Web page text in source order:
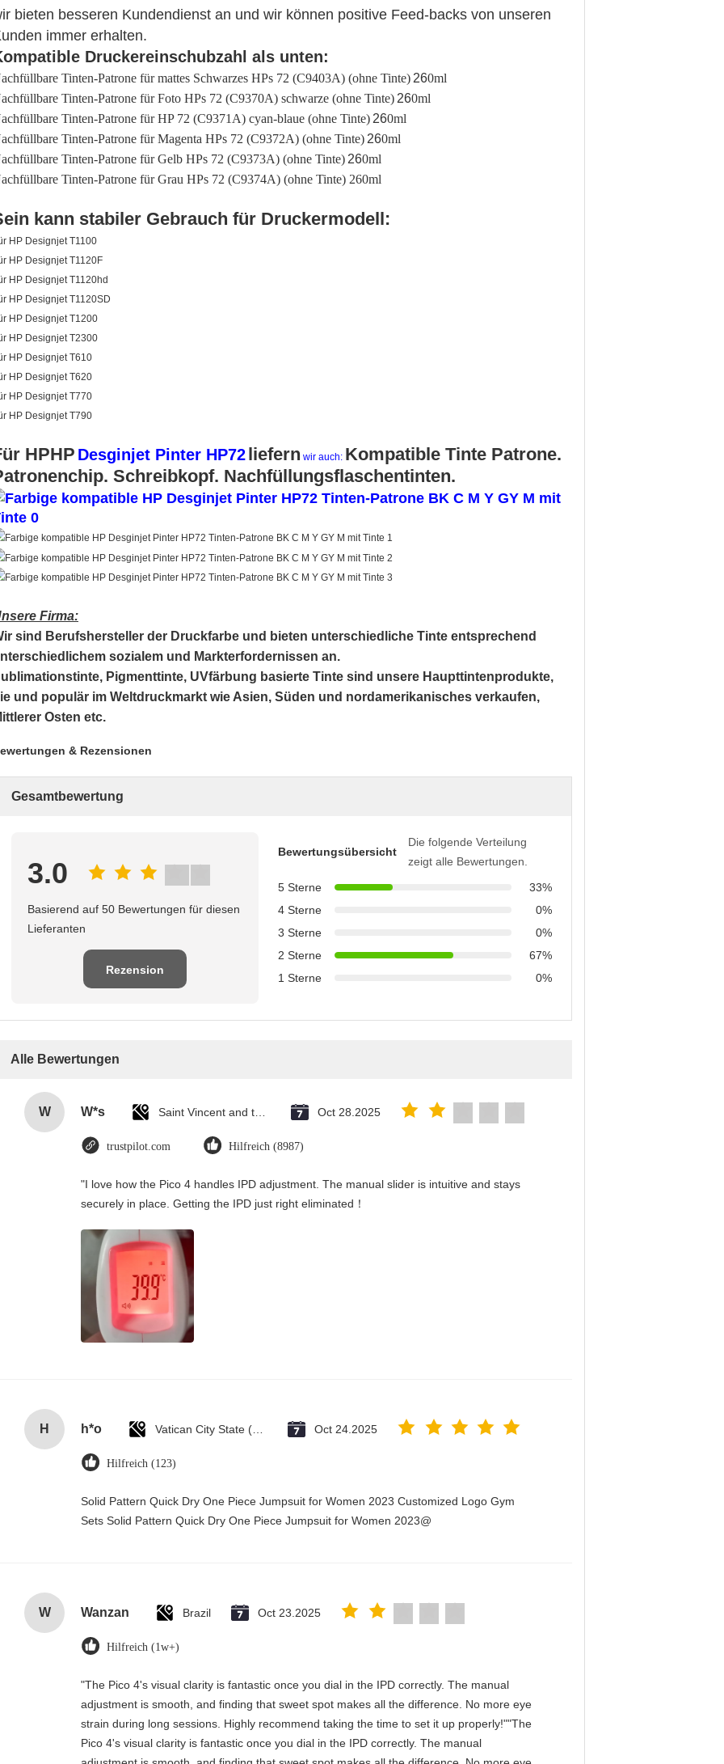
bieten besseren Kundendienst an und wir können positive Feed-backs von unseren
immer erhalten.
Druckereinschubzahl als unten:
Tinten-Patrone für mattes Schwarzes HPs 72 (C9403A) (ohne Tinte) 260ml
Tinten-Patrone für Foto HPs 72 (C9370A) schwarze (ohne Tinte) 260ml
Tinten-Patrone für HP 72 (C9371A) cyan-blaue (ohne Tinte) 260ml
Tinten-Patrone für Magenta HPs 72 (C9372A) (ohne Tinte) 260ml
Tinten-Patrone für Gelb HPs 72 (C9373A) (ohne Tinte) 260ml
Tinten-Patrone für Grau HPs 72 (C9374A) (ohne Tinte) 260ml
kann stabiler Gebrauch für Druckermodell:
HP Designjet T1100
HP Designjet T1120F
HP Designjet T1120hd
HP Designjet T1120SD
HP Designjet T1200
HP Designjet T2300
HP Designjet T610
HP Designjet T620
HP Designjet T770
HP Designjet T790
HPHP Desginjet Pinter HP72liefern wir auch: Kompatible Tinte Patrone.
Schreibkopf. Nachfüllungsflaschentinten.
Firma:
sind Berufshersteller der Druckfarbe und bieten unterschiedliche Tinte entsprechend
sozialem und Markterfordernissen an.
Pigmenttinte, UVfärbung basierte Tinte sind unsere Haupttintenprodukte,
und populär im Weltdruckmarkt wie Asien, Süden und nordamerikanisches verkaufen,
Osten etc.
& Rezensionen
Gesamtbewertung
3.0
Basierend auf 50 Bewertungen für diesen
Lieferanten
Rezension
Bewertungsübersicht
Die folgende Verteilung
zeigt alle Bewertungen.
5 Sterne
33%
4 Sterne
0%
3 Sterne
0%
2 Sterne
67%
1 Sterne
0%
Alle Bewertungen
W W*s Saint Vincent and the Grenadines Oct 28.2025
trustpilot.com Hilfreich (8987)
"I love how the Pico 4 handles IPD adjustment. The manual slider is intuitive and stays
securely in place. Getting the IPD just right eliminated！
H h*o Vatican City State (Holy See) Oct 24.2025
Hilfreich (123)
Solid Pattern Quick Dry One Piece Jumpsuit for Women 2023 Customized Logo Gym
Sets Solid Pattern Quick Dry One Piece Jumpsuit for Women 2023@
W Wanzan Brazil Oct 23.2025
Hilfreich (1w+)
"The Pico 4's visual clarity is fantastic once you dial in the IPD correctly. The manual
adjustment is smooth, and finding that sweet spot makes all the difference. No more eye
strain during long sessions. Highly recommend taking the time to set it up properly!""The
Pico 4's visual clarity is fantastic once you dial in the IPD correctly. The manual